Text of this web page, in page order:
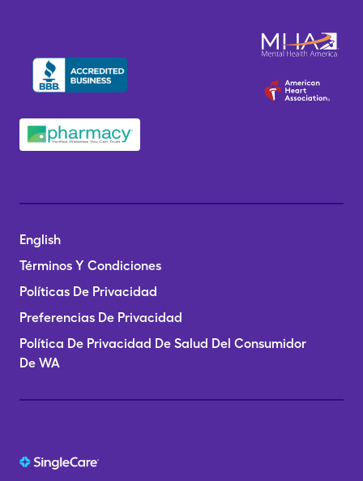
English
Términos Y Condiciones
Políticas De Privacidad
Preferencias De Privacidad
Política De Privacidad De Salud Del Consumidor
De WA